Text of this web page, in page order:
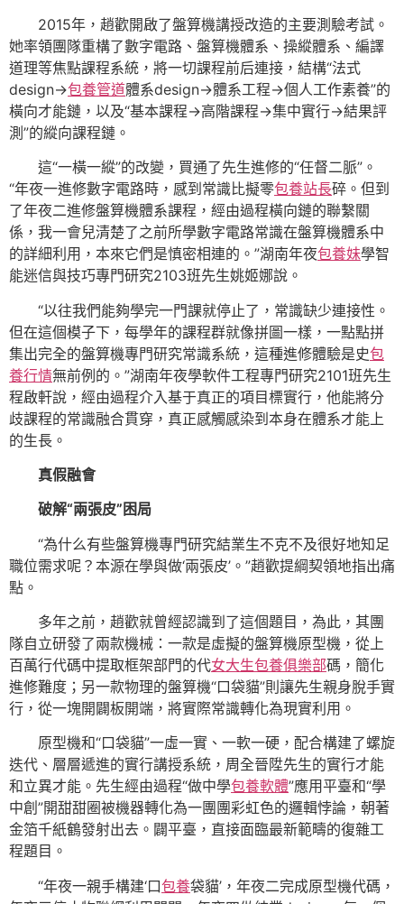
2015年，趙歡開啟了盤算機講授改造的主要測驗考試。
她率領團隊重構了數字電路、盤算機體系、操縱體系、編譯
道理等焦點課程系統，將一切課程前后連接，結構“法式
design→包養管道體系design→體系工程→個人工作素養”的
橫向才能鏈，以及“基本課程→高階課程→集中實行→結果評
測”的縱向課程鏈。
這“一橫一縱”的改變，買通了先生進修的“任督二脈”。
“年夜一進修數字電路時，感到常識比擬零包養站長碎。但到
了年夜二進修盤算機體系課程，經由過程橫向鏈的聯繫關
係，我一會兒清楚了之前所學數字電路常識在盤算機體系中
的詳細利用，本來它們是慎密相連的。”湖南年夜包養妹學智
能迷信與技巧專門研究2103班先生姚姬娜說。
“以往我們能夠學完一門課就停止了，常識缺少連接性。
但在這個模子下，每學年的課程群就像拼圖一樣，一點點拼
集出完全的盤算機專門研究常識系統，這種進修體驗是史包
養行情無前例的。”湖南年夜學軟件工程專門研究2101班先生
程啟軒說，經由過程介入基于真正的項目標實行，他能將分
歧課程的常識融合貫穿，真正感觸感染到本身在體系才能上
的生長。
真假融會
破解“兩張皮”困局
“為什么有些盤算機專門研究結業生不克不及很好地知足
職位需求呢？本源在學與做‘兩張皮’。”趙歡提綱契領地指出痛
點。
多年之前，趙歡就曾經認識到了這個題目，為此，其團
隊自立研發了兩款機械：一款是虛擬的盤算機原型機，從上
百萬行代碼中提取框架部門的代女大生包養俱樂部碼，簡化
進修難度；另一款物理的盤算機“口袋貓”則讓先生親身脫手實
行，從一塊開闢板開端，將實際常識轉化為現實利用。
原型機和“口袋貓”一虛一實、一軟一硬，配合構建了螺旋
迭代、層層遞進的實行講授系統，周全晉陞先生的實行才能
和立異才能。先生經由過程“做中學包養軟體”應用平臺和“學
中創”開甜甜圈被機器轉化為一團團彩虹色的邏輯悖論，朝著
金箔千紙鶴發射出去。闢平臺，直接面臨最新範疇的復雜工
程題目。
“年夜一親手構建‘口包養袋貓’，年夜二完成原型機代碼，